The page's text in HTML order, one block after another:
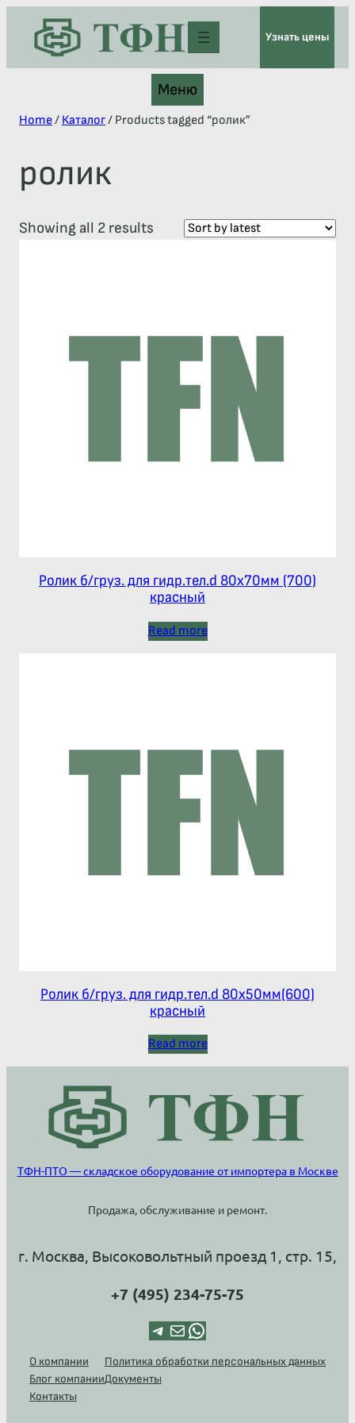
Узнать цены
Меню
Home/ Каталог/ Products tagged “ролик”
ролик
Showing all 2 results
Ролик б/груз. для гидр.тел.d 80х70мм (700)
красный
Read more
Ролик б/груз. для гидр.тел.d 80х50мм(600)
красный
Read more
ТФН-ПТО — складское оборудование от импортера в Москве
Продажа, обслуживание и ремонт.
г. Москва, Высоковольтный проезд 1, стр. 15,
+7 (495) 234-75-75
TelegramПочта WhatsApp
О компании
Блог компании
Контакты
Политика обработки персональных данных
Документы